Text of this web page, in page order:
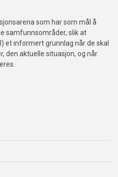
som har som mål å
samfunnsområder, slik at
et informert grunnlag når de skal
den aktuelle situasjon, og når